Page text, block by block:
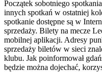
Początek sobotniego
innych spotkań w ostatniej
spotkanie dostępne są w
sprzedaży. Bilety na mecze
mobilnej aplikacji. Adresy
sprzedaży biletów w sieci
klubu. Jak poinformował
będzie można dojechać,